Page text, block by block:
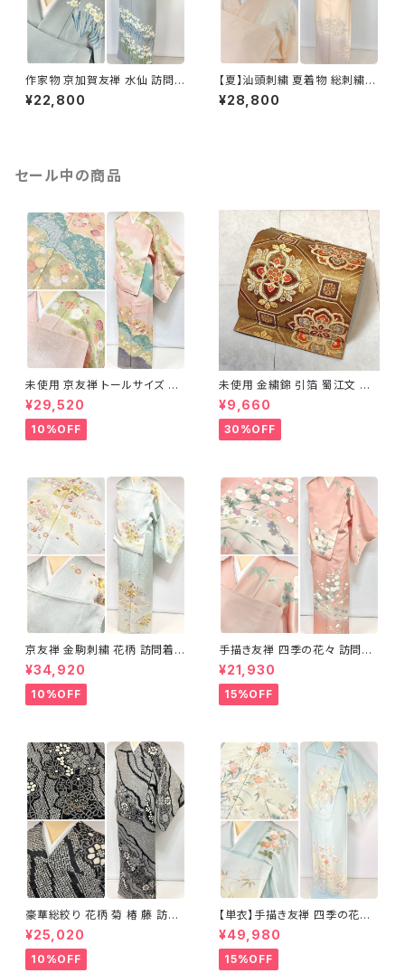
作家物 京加賀友禅 水仙 訪問着
正絹 袷 浅葱鼠 青緑 グレー 白
1157
¥22,800
【夏】汕頭刺繍 夏着物 総刺繍
絽 訪問着 正絹 オレンジ サーモ
ンピンク 水色 1243
¥28,800
セール中の商品
未使用 京友禅 トールサイズ 染
め分け 金彩 訪問着 袷 正絹 ピ
ンク 黄緑 紫 黄色 1438
¥29,520
10%OFF
未使用 金繍錦 引箔 蜀江文 唐
織 華紋 袋帯 正絹 金糸 ゴール
ド 赤 紫 710
¥9,660
30%OFF
京友禅 金駒刺繍 花柄 訪問着
正絹 水色 黄緑 パステルカラー
アイスグリーン 1433
¥34,920
10%OFF
手描き友禅 四季の花々 訪問着
袷 正絹 サーモンピンク クリー
ム 白 桃花色 1434
¥21,930
15%OFF
豪華総絞り 花柄 菊 椿 藤 訪問
着 鹿の子絞り ラメ 正絹 黒 白
グレー 1435
¥25,020
10%OFF
【単衣】手描き友禅 四季の花々
正絹 訪問着 水色 黄緑 白 パス
テルカラー 1431
¥49,980
15%OFF